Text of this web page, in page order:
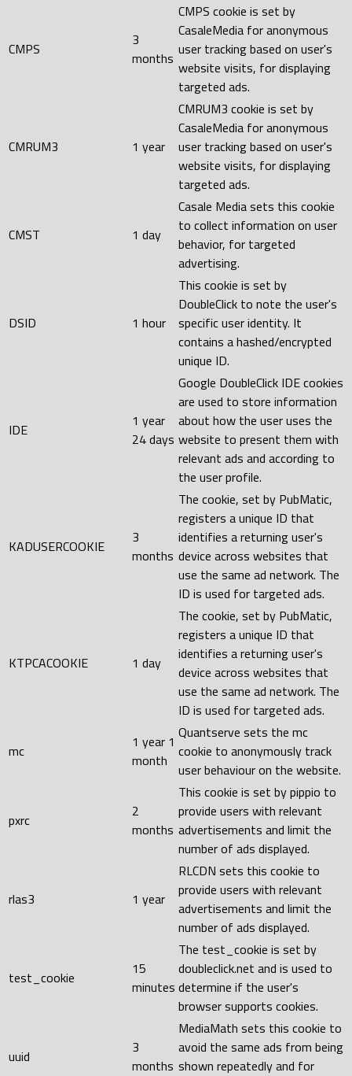
CMPS
3
months
CMPS cookie is set by
CasaleMedia for anonymous
user tracking based on user's
website visits, for displaying
targeted ads.
CMRUM3 1 year
CMRUM3 cookie is set by
CasaleMedia for anonymous
user tracking based on user's
website visits, for displaying
targeted ads.
CMST 1 day
Casale Media sets this cookie
to collect information on user
behavior, for targeted
advertising.
DSID 1 hour
This cookie is set by
DoubleClick to note the user's
specific user identity. It
contains a hashed/encrypted
unique ID.
IDE
1 year
24 days
Google DoubleClick IDE cookies
are used to store information
about how the user uses the
website to present them with
relevant ads and according to
the user profile.
KADUSERCOOKIE
3
months
The cookie, set by PubMatic,
registers a unique ID that
identifies a returning user's
device across websites that
use the same ad network. The
ID is used for targeted ads.
KTPCACOOKIE 1 day
The cookie, set by PubMatic,
registers a unique ID that
identifies a returning user's
device across websites that
use the same ad network. The
ID is used for targeted ads.
mc
1 year 1
month
Quantserve sets the mc
cookie to anonymously track
user behaviour on the website.
pxrc
2
months
This cookie is set by pippio to
provide users with relevant
advertisements and limit the
number of ads displayed.
rlas3 1 year
RLCDN sets this cookie to
provide users with relevant
advertisements and limit the
number of ads displayed.
test_cookie
15
minutes
The test_cookie is set by
doubleclick.net and is used to
determine if the user's
browser supports cookies.
uuid
3
months
MediaMath sets this cookie to
avoid the same ads from being
shown repeatedly and for